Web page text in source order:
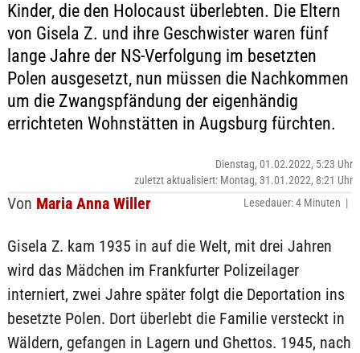
Kinder, die den Holocaust überlebten. Die Eltern
von Gisela Z. und ihre Geschwister waren fünf
lange Jahre der NS-Verfolgung im besetzten
Polen ausgesetzt, nun müssen die Nachkommen
um die Zwangspfändung der eigenhändig
errichteten Wohnstätten in Augsburg fürchten.
Von Maria Anna Willer
Dienstag, 01.02.2022, 5:23 Uhr
zuletzt aktualisiert: Montag, 31.01.2022, 8:21 Uhr
Lesedauer: 4 Minuten |
Gisela Z. kam 1935 in auf die Welt, mit drei Jahren
wird das Mädchen im Frankfurter Polizeilager
interniert, zwei Jahre später folgt die Deportation ins
besetzte Polen. Dort überlebt die Familie versteckt in
Wäldern, gefangen in Lagern und Ghettos. 1945, nach